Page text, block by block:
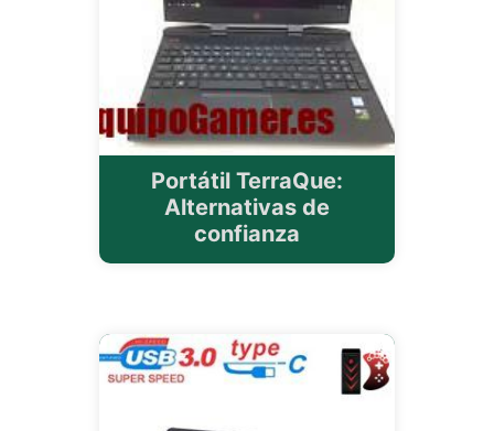
Portátil TerraQue:
Alternativas de
confianza